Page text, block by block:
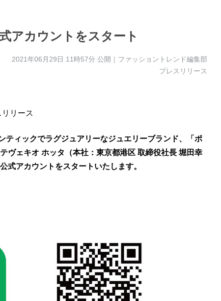
アカウントをスタート
2021年06月29日 11時57分 公開｜ファッショントレンド編集部
プレスリリース
リース
ティックでラグジュアリーなジュエリーブランド、「ポ
ヴェキオ ホッタ（本社：東京都港区 取締役社長 堀田幸
式アカウントをスタートいたします。